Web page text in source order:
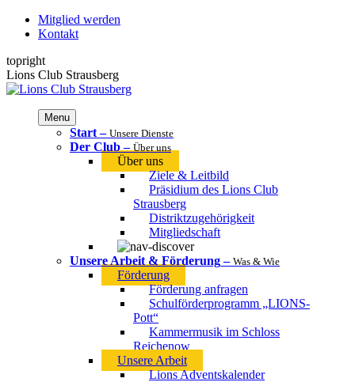
Zum
Inhalt
Mitglied werden
Kontakt
topright
Facebook
page
Instagram
page
Lions Club Strausberg
Menu
Start– Unsere Dienste
Der Club– Über uns
Über uns
Ziele & Leitbild
Präsidium des Lions Club
Strausberg
Distriktzugehörigkeit
Mitgliedschaft
Unsere Arbeit & Förderung– Was & Wie
Förderung
Förderung anfragen
Schulförderprogramm „LIONS-
Pott“
Kammermusik im Schloss
Reichenow
Unsere Arbeit
Lions Adventskalender